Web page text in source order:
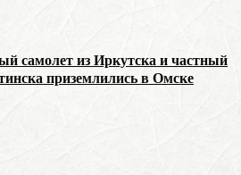
самолет из Иркутска и частный
приземлились в Омске